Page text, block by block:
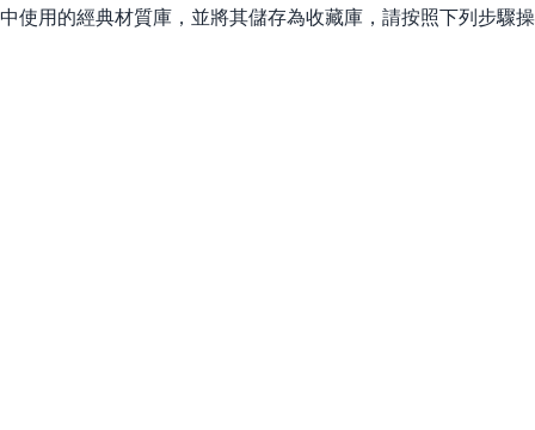
使用的經典材質庫，並將其儲存為收藏庫，請按照下列步驟操